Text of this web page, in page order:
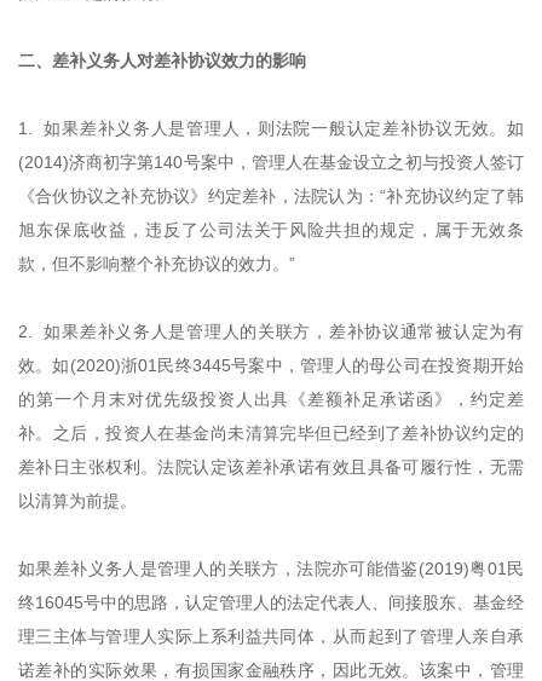
二、差补义务人对差补协议效力的影响
1. 如果差补义务人是管理人，则法院一般认定差补协议无效。如
(2014)济商初字第140号案中，管理人在基金设立之初与投资人签订
《合伙协议之补充协议》约定差补，法院认为：“补充协议约定了韩
旭东保底收益，违反了公司法关于风险共担的规定，属于无效条
款，但不影响整个补充协议的效力。”
2. 如果差补义务人是管理人的关联方，差补协议通常被认定为有
效。如(2020)浙01民终3445号案中，管理人的母公司在投资期开始
的第一个月末对优先级投资人出具《差额补足承诺函》，约定差
补。之后，投资人在基金尚未清算完毕但已经到了差补协议约定的
差补日主张权利。法院认定该差补承诺有效且具备可履行性，无需
以清算为前提。
如果差补义务人是管理人的关联方，法院亦可能借鉴(2019)粤01民
终16045号中的思路，认定管理人的法定代表人、间接股东、基金经
理三主体与管理人实际上系利益共同体，从而起到了管理人亲自承
诺差补的实际效果，有损国家金融秩序，因此无效。该案中，管理